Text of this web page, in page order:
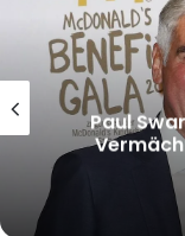
McRae